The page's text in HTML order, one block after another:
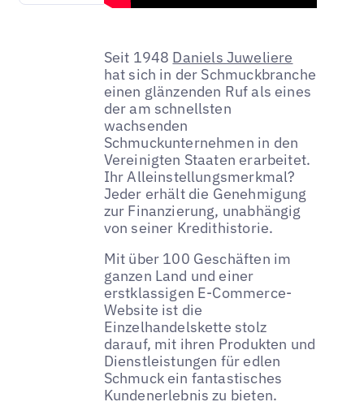
Seit 1948 Daniels Juweliere
hat sich in der Schmuckbranche
einen glänzenden Ruf als eines
der am schnellsten
wachsenden
Schmuckunternehmen in den
Vereinigten Staaten erarbeitet.
Ihr Alleinstellungsmerkmal?
Jeder erhält die Genehmigung
zur Finanzierung, unabhängig
von seiner Kredithistorie.
Mit über 100 Geschäften im
ganzen Land und einer
erstklassigen E-Commerce-
Website ist die
Einzelhandelskette stolz
darauf, mit ihren Produkten und
Dienstleistungen für edlen
Schmuck ein fantastisches
Kundenerlebnis zu bieten.